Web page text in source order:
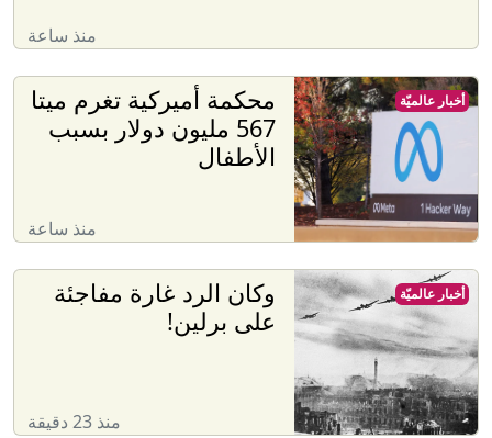
منذ ساعة
محكمة أميركية تغرم ميتا
567 مليون دولار بسبب
الأطفال
منذ ساعة
أخبار عالميّة
وكان الرد غارة مفاجئة
على برلين!
منذ 23 دقيقة
أخبار عالميّة